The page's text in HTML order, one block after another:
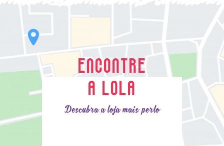
ENCONTRE
A LOLA
Descubra a loja mais perto